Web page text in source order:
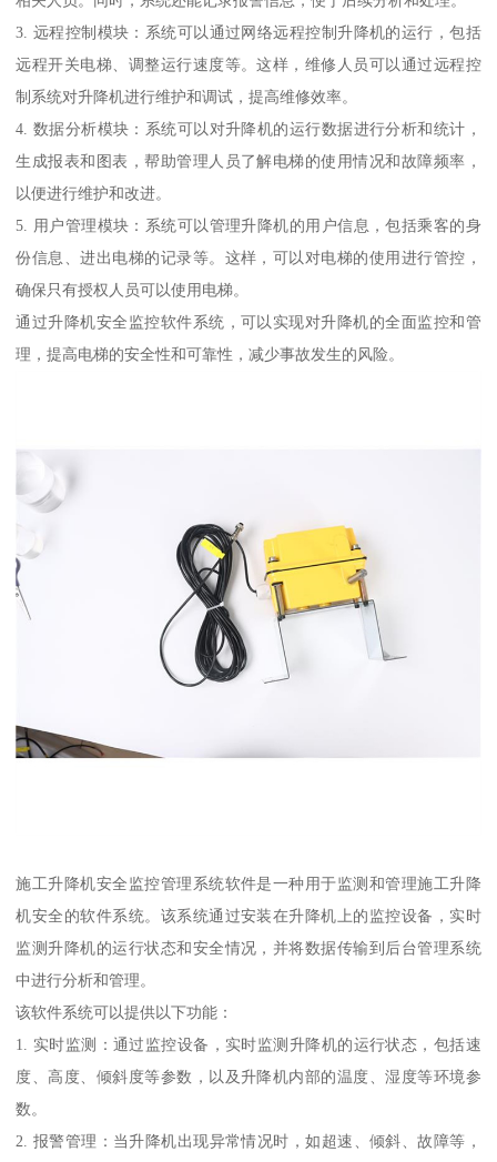
3. 远程控制模块：系统可以通过网络远程控制升降机的运行，包括
远程开关电梯、调整运行速度等。这样，维修人员可以通过远程控
制系统对升降机进行维护和调试，提高维修效率。
4. 数据分析模块：系统可以对升降机的运行数据进行分析和统计，
生成报表和图表，帮助管理人员了解电梯的使用情况和故障频率，
以便进行维护和改进。
5. 用户管理模块：系统可以管理升降机的用户信息，包括乘客的身
份信息、进出电梯的记录等。这样，可以对电梯的使用进行管控，
确保只有授权人员可以使用电梯。
通过升降机安全监控软件系统，可以实现对升降机的全面监控和管
理，提高电梯的安全性和可靠性，减少事故发生的风险。
施工升降机安全监控管理系统软件是一种用于监测和管理施工升降
机安全的软件系统。该系统通过安装在升降机上的监控设备，实时
监测升降机的运行状态和安全情况，并将数据传输到后台管理系统
中进行分析和管理。
该软件系统可以提供以下功能：
1. 实时监测：通过监控设备，实时监测升降机的运行状态，包括速
度、高度、倾斜度等参数，以及升降机内部的温度、湿度等环境参
数。
2. 报警管理：当升降机出现异常情况时，如超速、倾斜、故障等，